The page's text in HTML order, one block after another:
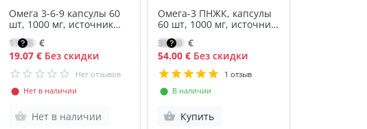
Омега 3-6-9 капсулы 60
шт, 1000 мг, источник
ПНЖК
17.95 €
19.07 €Без скидки
Нет отзывов
⬤ Нет в наличии
Нет в наличии
Омега-3 ПНЖК, капсулы
60 шт, 1000 мг, источник
ПНЖК
38.30 €
54.00 € Без скидки
1 отзыв
⬤ В наличии
Купить